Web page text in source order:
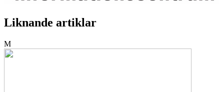
Liknande artiklar
M